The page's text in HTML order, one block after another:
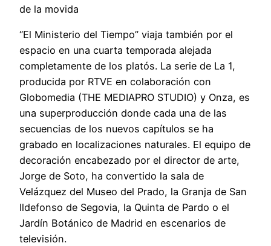
de la movida
“El Ministerio del Tiempo” viaja también por el
espacio en una cuarta temporada alejada
completamente de los platós. La serie de La 1,
producida por RTVE en colaboración con
Globomedia (THE MEDIAPRO STUDIO) y Onza, es
una superproducción donde cada una de las
secuencias de los nuevos capítulos se ha
grabado en localizaciones naturales. El equipo de
decoración encabezado por el director de arte,
Jorge de Soto, ha convertido la sala de
Velázquez del Museo del Prado, la Granja de San
Ildefonso de Segovia, la Quinta de Pardo o el
Jardín Botánico de Madrid en escenarios de
televisión.